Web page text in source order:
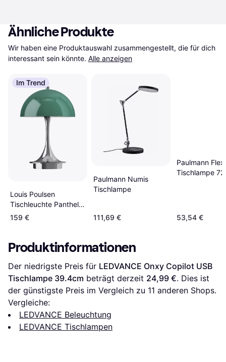
Ähnliche Produkte
Wir haben eine Produktauswahl zusammengestellt, die für dich
interessant sein könnte. Alle anzeigen
Im Trend
Louis Poulsen
Tischleuchte Panthella
160 Portable Grün
159 €
Paulmann Numis
Tischlampe
111,69 €
Paulmann
Tischlampe
53,54 €
Produktinformationen
Der niedrigste Preis für LEDVANCE Onxy Copilot USB
Tischlampe 39.4cm beträgt derzeit 24,99 €. Dies ist
der günstigste Preis im Vergleich zu 11 anderen Shops.
Vergleiche:
LEDVANCE Beleuchtung
LEDVANCE Tischlampen